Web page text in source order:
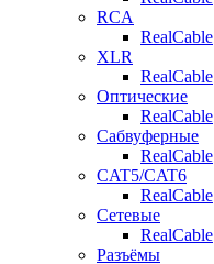
RCA
RealCable
XLR
RealCable
Оптические
RealCable
Сабвуферные
RealCable
CAT5/CAT6
RealCable
Сетевые
RealCable
Разъёмы